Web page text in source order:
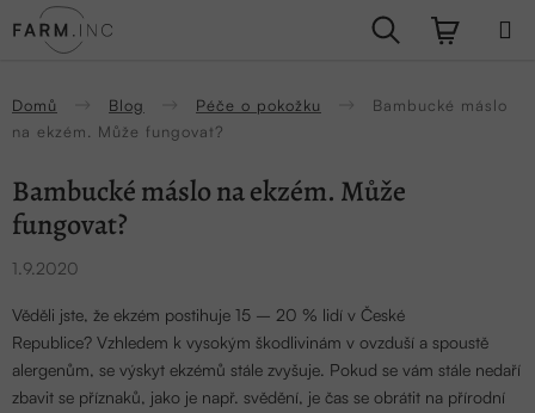
na
Hledat
Domů Blog Péče o pokožku
Bambucké máslo
na ekzém. Může fungovat?
Bambucké máslo na ekzém. Může
fungovat?
1.9.2020
Věděli jste, že ekzém postihuje 15 – 20 % lidí v České
Republice? Vzhledem k vysokým škodlivinám v ovzduší a spoustě
alergenům, se výskyt ekzémů stále zvyšuje. Pokud se vám stále nedaří
zbavit se příznaků, jako je např. svědění, je čas se obrátit na přírodní